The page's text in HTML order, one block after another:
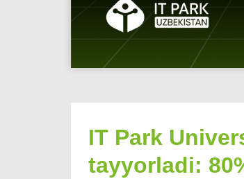
IT Park
tayyorladi: